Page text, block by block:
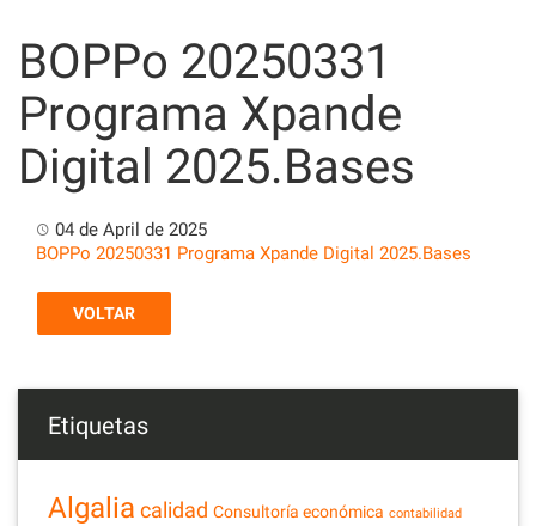
content
BOPPo 20250331
Programa Xpande
Digital 2025.Bases
04 de April de 2025
BOPPo 20250331 Programa Xpande Digital 2025.Bases
VOLTAR
Etiquetas
Algalia calidad Consultoría económica contabilidad